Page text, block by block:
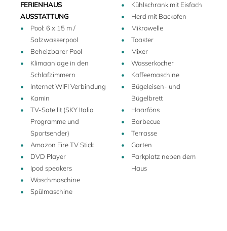
aufwarten können. Dank der zahlreichen Fenster in den
Schlafzimmern und Wohnräumen können die
Sonnenstrahlen ungehindert eindringen und sorgen im
Innern für eine angenehme und lichtdurchflutete
Atmosphäre.
Das Erdgeschoß ist wie folgt aufgeteilt: reizvolles und
gemütliches Wohnzimmer, das in einen offenen Eßbereich
mit Terrassentüren übergeht, von dem man auf die
Terrasse sowie die Gartenanlage der Villa gelangt. Gleich
hinter dem Eßbereich befindet sich eine gut ausgestattete
Küche. Die großen Fenster lassen das Sonnenlicht
ungehindert eindringen und sorgen im Wohnzimmer sowie
im Eßbereich für eine lichtdurchflutete Atmosphäre. Das
Wohnzimmer ist mit äußerst gemütlichen, weichen Sofas
ausgestattet, in denen bis zu 8 Personen bequem Platz
finden.
FERIENHAUS
AUSSTATTUNG
Pool: 6 x 15 m /
Salzwasserpool
Beheizbarer Pool
Klimaanlage in den
Schlafzimmern
Internet WIFI Verbindung
Kamin
TV-Satellit (SKY Italia
Programme und
Sportsender)
Amazon Fire TV Stick
DVD Player
Ipod speakers
Waschmaschine
Spülmaschine
Kühlschrank mit Eisfach
Herd mit Backofen
Mikrowelle
Toaster
Mixer
Wasserkocher
Kaffeemaschine
Bügeleisen- und
Bügelbrett
Haarföns
Barbecue
Terrasse
Garten
Parkplatz neben dem
Haus